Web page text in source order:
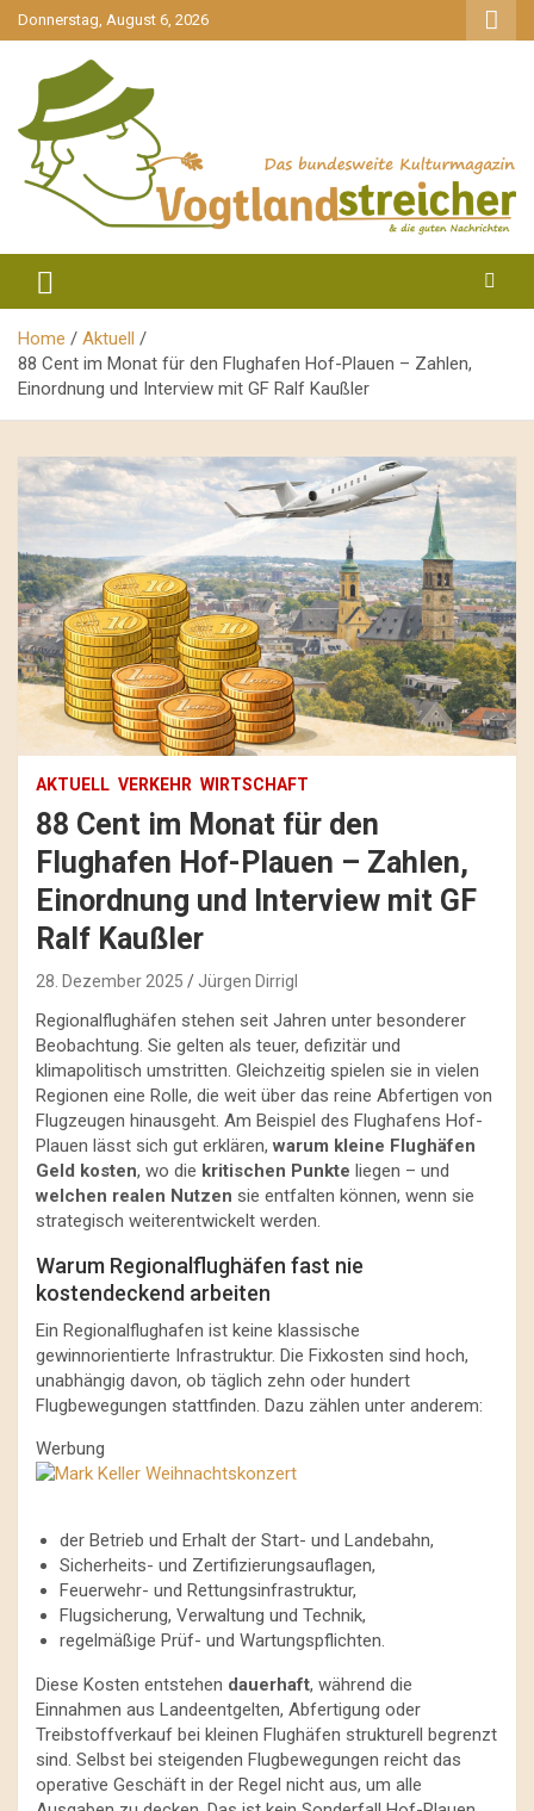
gehe
zum
Donnerstag, August 6, 2026
Vogtlandstreicher
Home
Aktuell
88 Cent im Monat für den Flughafen Hof-Plauen – Zahlen,
Einordnung und Interview mit GF Ralf Kaußler
AKTUELL VERKEHR WIRTSCHAFT
88 Cent im Monat für den
Flughafen Hof-Plauen – Zahlen,
Einordnung und Interview mit GF
Ralf Kaußler
28. Dezember 2025 Jürgen Dirrigl
Regionalflughäfen stehen seit Jahren unter besonderer
Beobachtung. Sie gelten als teuer, defizitär und
klimapolitisch umstritten. Gleichzeitig spielen sie in vielen
Regionen eine Rolle, die weit über das reine Abfertigen von
Flugzeugen hinausgeht. Am Beispiel des Flughafens Hof-
Plauen lässt sich gut erklären,warum kleine Flughäfen
Geld kosten, wo die kritischen Punkte liegen – und
welchen realen Nutzen sie entfalten können, wenn sie
strategisch weiterentwickelt werden.
Warum Regionalflughäfen fast nie
kostendeckend arbeiten
Ein Regionalflughafen ist keine klassische
gewinnorientierte Infrastruktur. Die Fixkosten sind hoch,
unabhängig davon, ob täglich zehn oder hundert
Flugbewegungen stattfinden. Dazu zählen unter anderem:
Werbung
der Betrieb und Erhalt der Start- und Landebahn,
Sicherheits- und Zertifizierungsauflagen,
Feuerwehr- und Rettungsinfrastruktur,
Flugsicherung, Verwaltung und Technik,
regelmäßige Prüf- und Wartungspflichten.
Diese Kosten entstehen dauerhaft, während die
Einnahmen aus Landeentgelten, Abfertigung oder
Treibstoffverkauf bei kleinen Flughäfen strukturell begrenzt
sind. Selbst bei steigenden Flugbewegungen reicht das
operative Geschäft in der Regel nicht aus, um alle